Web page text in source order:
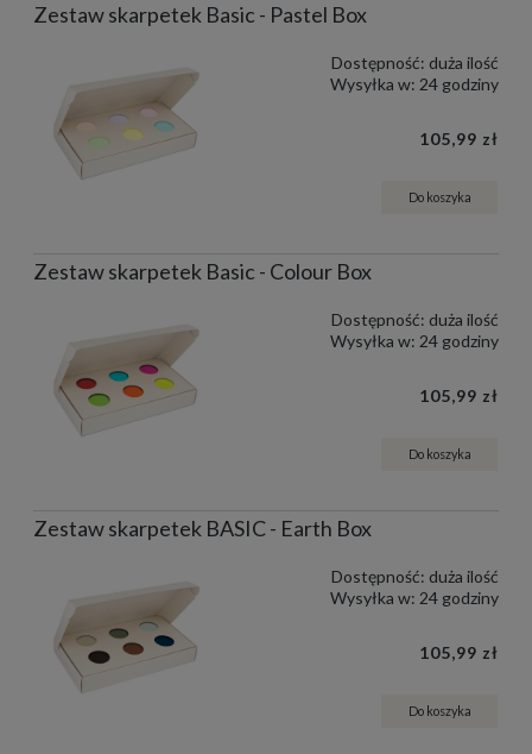
Zestaw skarpetek Basic - Pastel Box
Dostępność: duża ilość
Wysyłka w: 24 godziny
105,99 zł
Do koszyka
Zestaw skarpetek Basic - Colour Box
Dostępność: duża ilość
Wysyłka w: 24 godziny
105,99 zł
Do koszyka
Zestaw skarpetek BASIC - Earth Box
Dostępność: duża ilość
Wysyłka w: 24 godziny
105,99 zł
Do koszyka